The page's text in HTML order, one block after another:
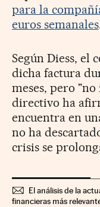
para la
euros semanales
Según Diess, el
dicha factura
meses, pero
directivo ha
encuentra en
no ha
crisis se
El análisis de la
financieras más